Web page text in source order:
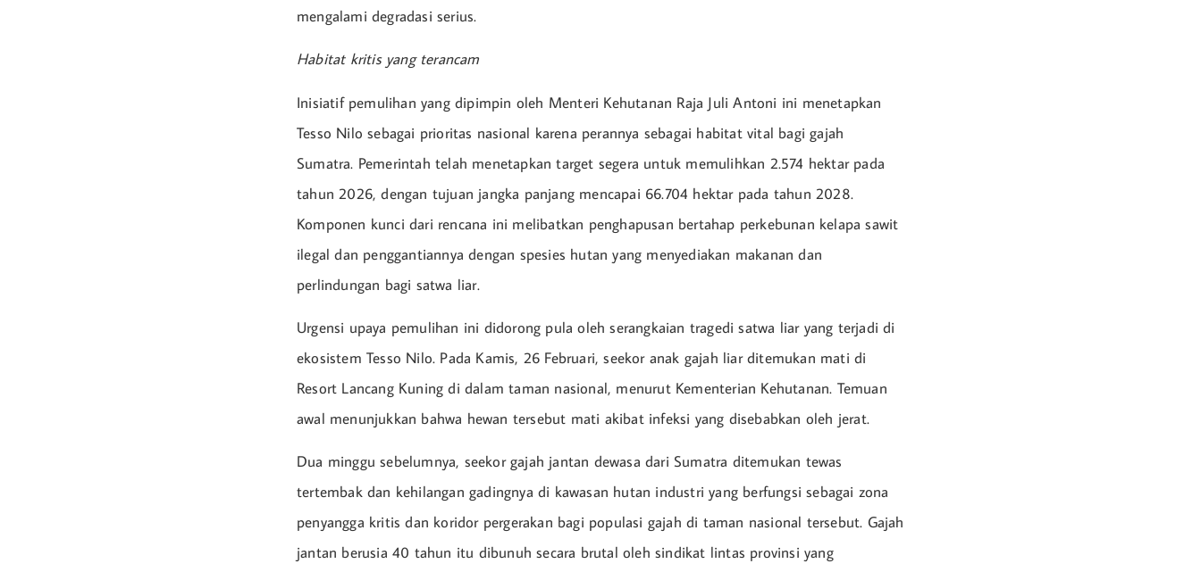
mengalami degradasi serius.
Habitat kritis yang terancam
Inisiatif pemulihan yang dipimpin oleh Menteri Kehutanan Raja Juli Antoni ini menetapkan
Tesso Nilo sebagai prioritas nasional karena perannya sebagai habitat vital bagi gajah
Sumatra. Pemerintah telah menetapkan target segera untuk memulihkan 2.574 hektar pada
tahun 2026, dengan tujuan jangka panjang mencapai 66.704 hektar pada tahun 2028.
Komponen kunci dari rencana ini melibatkan penghapusan bertahap perkebunan kelapa sawit
ilegal dan penggantiannya dengan spesies hutan yang menyediakan makanan dan
perlindungan bagi satwa liar.
Urgensi upaya pemulihan ini didorong pula oleh serangkaian tragedi satwa liar yang terjadi di
ekosistem Tesso Nilo. Pada Kamis, 26 Februari, seekor anak gajah liar ditemukan mati di
Resort Lancang Kuning di dalam taman nasional, menurut Kementerian Kehutanan. Temuan
awal menunjukkan bahwa hewan tersebut mati akibat infeksi yang disebabkan oleh jerat.
Dua minggu sebelumnya, seekor gajah jantan dewasa dari Sumatra ditemukan tewas
tertembak dan kehilangan gadingnya di kawasan hutan industri yang berfungsi sebagai zona
penyangga kritis dan koridor pergerakan bagi populasi gajah di taman nasional tersebut. Gajah
jantan berusia 40 tahun itu dibunuh secara brutal oleh sindikat lintas provinsi yang